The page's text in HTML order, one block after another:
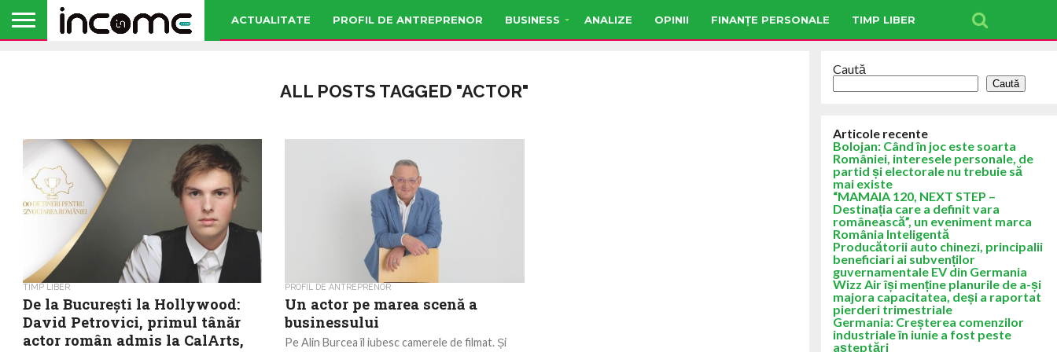
ACTUALITATE PROFIL DE ANTREPRENOR BUSINESS ANALIZE OPINII FINANȚE PERSONALE TIMP LIBER
ALL POSTS TAGGED "ACTOR"
TIMP LIBER
De la București la Hollywood:
David Petrovici, primul tânăr
actor român admis la CalArts,
PROFIL DE ANTREPRENOR
Un actor pe marea scenă a
businessului
Pe Alin Burcea îl iubesc camerele de filmat. Și
Caută
Caută
Articole recente
Bolojan: Când în joc este soarta
României, interesele personale, de
partid și electorale nu trebuie să
mai existe
“MAMAIA 120, NEXT STEP –
Destinația care a definit vara
românească”, un eveniment marca
România Inteligentă
Producătorii auto chinezi, principalii
beneficiari ai subvenților
guvernamentale EV din Germania
Wizz Air își menține planurile de a-și
majora capacitatea, deși a raportat
pierderi trimestriale
Germania: Creșterea comenzilor
industriale în iunie a fost peste
așteptări